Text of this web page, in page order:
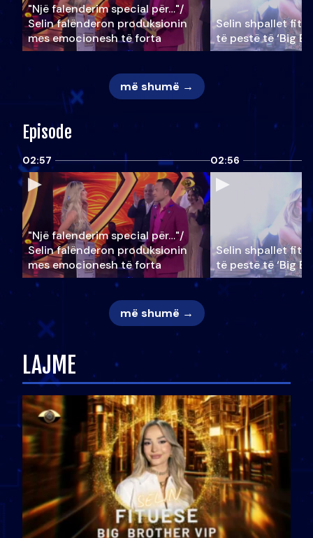
"Një falenderim special për…"/
Selin falënderon produksionin
mes emocionesh të forta
Selin shpallet
të pestë të ‘Big
më shumë →
Episode
02:57
"Një falenderim special për…"/
Selin falënderon produksionin
mes emocionesh të forta
02:56
Selin shpallet
të pestë të ‘Big
më shumë →
LAJME